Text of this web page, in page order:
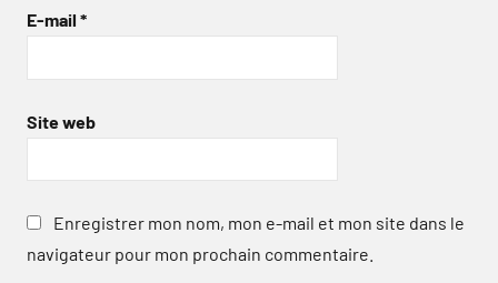
E-mail *
Site web
Enregistrer mon nom, mon e-mail et mon site dans le
navigateur pour mon prochain commentaire.